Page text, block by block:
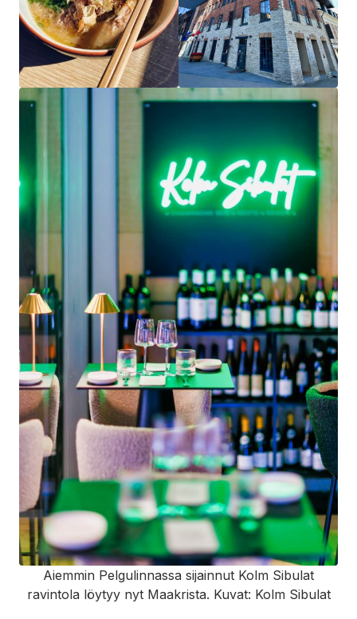
Aiemmin Pelgulinnassa sijainnut Kolm Sibulat
ravintola löytyy nyt Maakrista. Kuvat: Kolm Sibulat